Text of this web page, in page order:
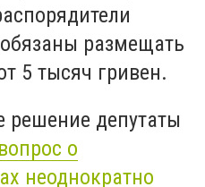
размещать
5 тысяч гривен.
решение депутаты
вопрос о
неоднократно